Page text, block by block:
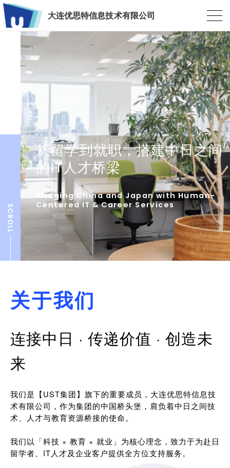
大连优思特信息技术有限公司
从留学到就职，搭建中日之间
的IT人才桥梁
Bridging China and Japan with Human-
Centered IT & Career Services
关于我们
连接中日 · 传递价值 · 创造未
来
我们是【UST集团】旗下的重要成员，大连优思特信息技
术有限公司，作为集团的中国桥头堡，肩负着中日之间技
术、人才与教育资源桥接的使命。
我们以「科技 × 教育 × 就业」为核心理念，致力于为赴日
留学者、IT人才及企业客户提供全方位支持服务。